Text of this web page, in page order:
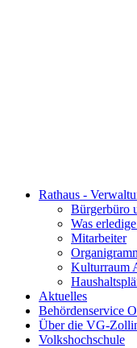
Rathaus -
Bürgerbüro
Was
Mitarbeiter
Kulturraum
Aktuelles
Behördenservice
Über die VG-
Volkshochschule